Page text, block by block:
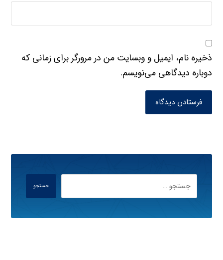
ذخیره نام، ایمیل و وبسایت من در مرورگر برای زمانی که
دوباره دیدگاهی می‌نویسم.
فرستادن دیدگاه
جستجو